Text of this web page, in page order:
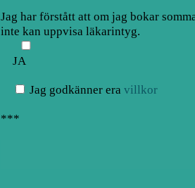
Jag har förstått att om jag bokar
inte kan uppvisa läkarintyg.
JA
Jag godkänner era villkor
***